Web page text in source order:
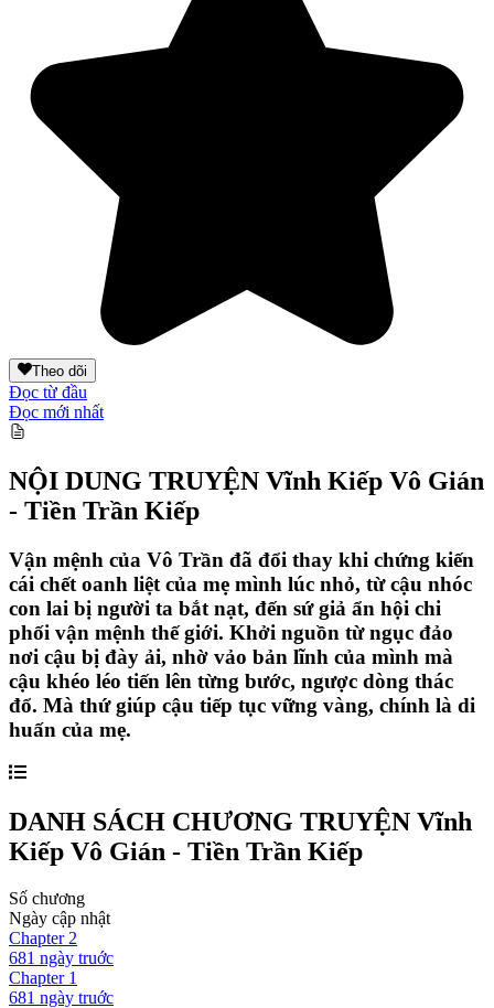
Theo dõi
Đọc từ đầu
Đọc mới nhất
NỘI DUNG TRUYỆN Vĩnh Kiếp Vô Gián
- Tiền Trần Kiếp
Vận mệnh của Vô Trần đã đổi thay khi chứng kiến
cái chết oanh liệt của mẹ mình lúc nhỏ, từ cậu nhóc
con lai bị người ta bắt nạt, đến sứ giả ẩn hội chi
phối vận mệnh thế giới. Khởi nguồn từ ngục đảo
nơi cậu bị đày ải, nhờ vảo bản lĩnh của mình mà
cậu khéo léo tiến lên từng bước, ngược dòng thác
đổ. Mà thứ giúp cậu tiếp tục vững vàng, chính là di
huấn của mẹ.
DANH SÁCH CHƯƠNG TRUYỆN Vĩnh
Kiếp Vô Gián - Tiền Trần Kiếp
Số chương
Ngày cập nhật
Chapter 2
681 ngày truớc
Chapter 1
681 ngày truớc